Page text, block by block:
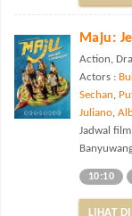
Maju:
Action,
Actors :
Sechan,
Juliano,
Jadwal
10:10
LIHAT